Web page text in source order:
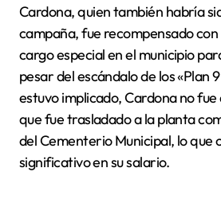
Cardona, quien también habría
campaña, fue recompensado con
cargo especial en el municipio
pesar del escándalo de los «Plan
estuvo implicado, Cardona no fue
que fue trasladado a la planta
del Cementerio Municipal, lo que
significativo en su salario.